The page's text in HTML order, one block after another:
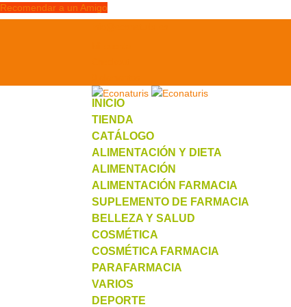
Recomendar a un Amigo
INICIO
TIENDA
CATÁLOGO
ALIMENTACIÓN Y DIETA
ALIMENTACIÓN
ALIMENTACIÓN FARMACIA
SUPLEMENTO DE FARMACIA
BELLEZA Y SALUD
COSMÉTICA
COSMÉTICA FARMACIA
PARAFARMACIA
VARIOS
DEPORTE